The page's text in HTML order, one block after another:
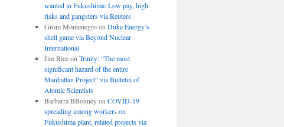
wanted in Fukushima: Low pay, high
risks and gangsters via Reuters
Grom Montenegroon Duke Energy’s
shell game via Beyond Nuclear
International
Jim Riceon Trinity: “The most
significant hazard of the entire
Manhattan Project” via Bulletin of
Atomic Scientists
Barbarra BBonneyon COVID-19
spreading among workers on
Fukushima plant, related projects via